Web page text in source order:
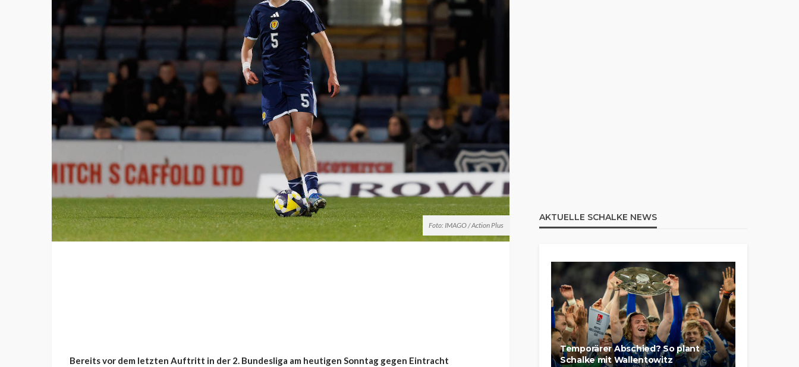
Foto: IMAGO / Action Plus
Bereits vor dem letzten Auftritt in der 2. Bundesliga am heutigen Sonntag gegen Eintracht
AKTUELLE SCHALKE NEWS
Temporärer Abschied? So plant
Schalke mit Wallentowitz